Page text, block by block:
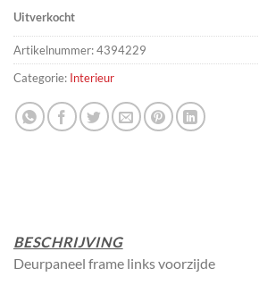
Uitverkocht
Artikelnummer:4394229
Categorie: Interieur
BESCHRIJVING
Deurpaneel frame links voorzijde